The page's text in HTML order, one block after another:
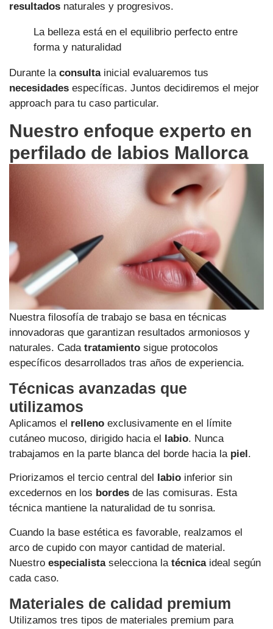
resultados naturales y progresivos.
La belleza está en el equilibrio perfecto entre
forma y naturalidad
Durante la consultainicial evaluaremos tus
necesidades específicas. Juntos decidiremos el mejor
approach para tu caso particular.
Nuestro enfoque experto en
perfilado de labios Mallorca
Nuestra filosofía de trabajo se basa en técnicas
innovadoras que garantizan resultados armoniosos y
naturales. Cada tratamiento sigue protocolos
específicos desarrollados tras años de experiencia.
Técnicas avanzadas que
utilizamos
Aplicamos el relleno exclusivamente en el límite
cutáneo mucoso, dirigido hacia el labio. Nunca
trabajamos en la parte blanca del borde hacia la piel.
Priorizamos el tercio central del labio inferior sin
excedernos en los bordes de las comisuras. Esta
técnica mantiene la naturalidad de tu sonrisa.
Cuando la base estética es favorable, realzamos el
arco de cupido con mayor cantidad de material.
Nuestro especialistaselecciona la técnicaideal según
cada caso.
Materiales de calidad premium
Utilizamos tres tipos de materiales premium para